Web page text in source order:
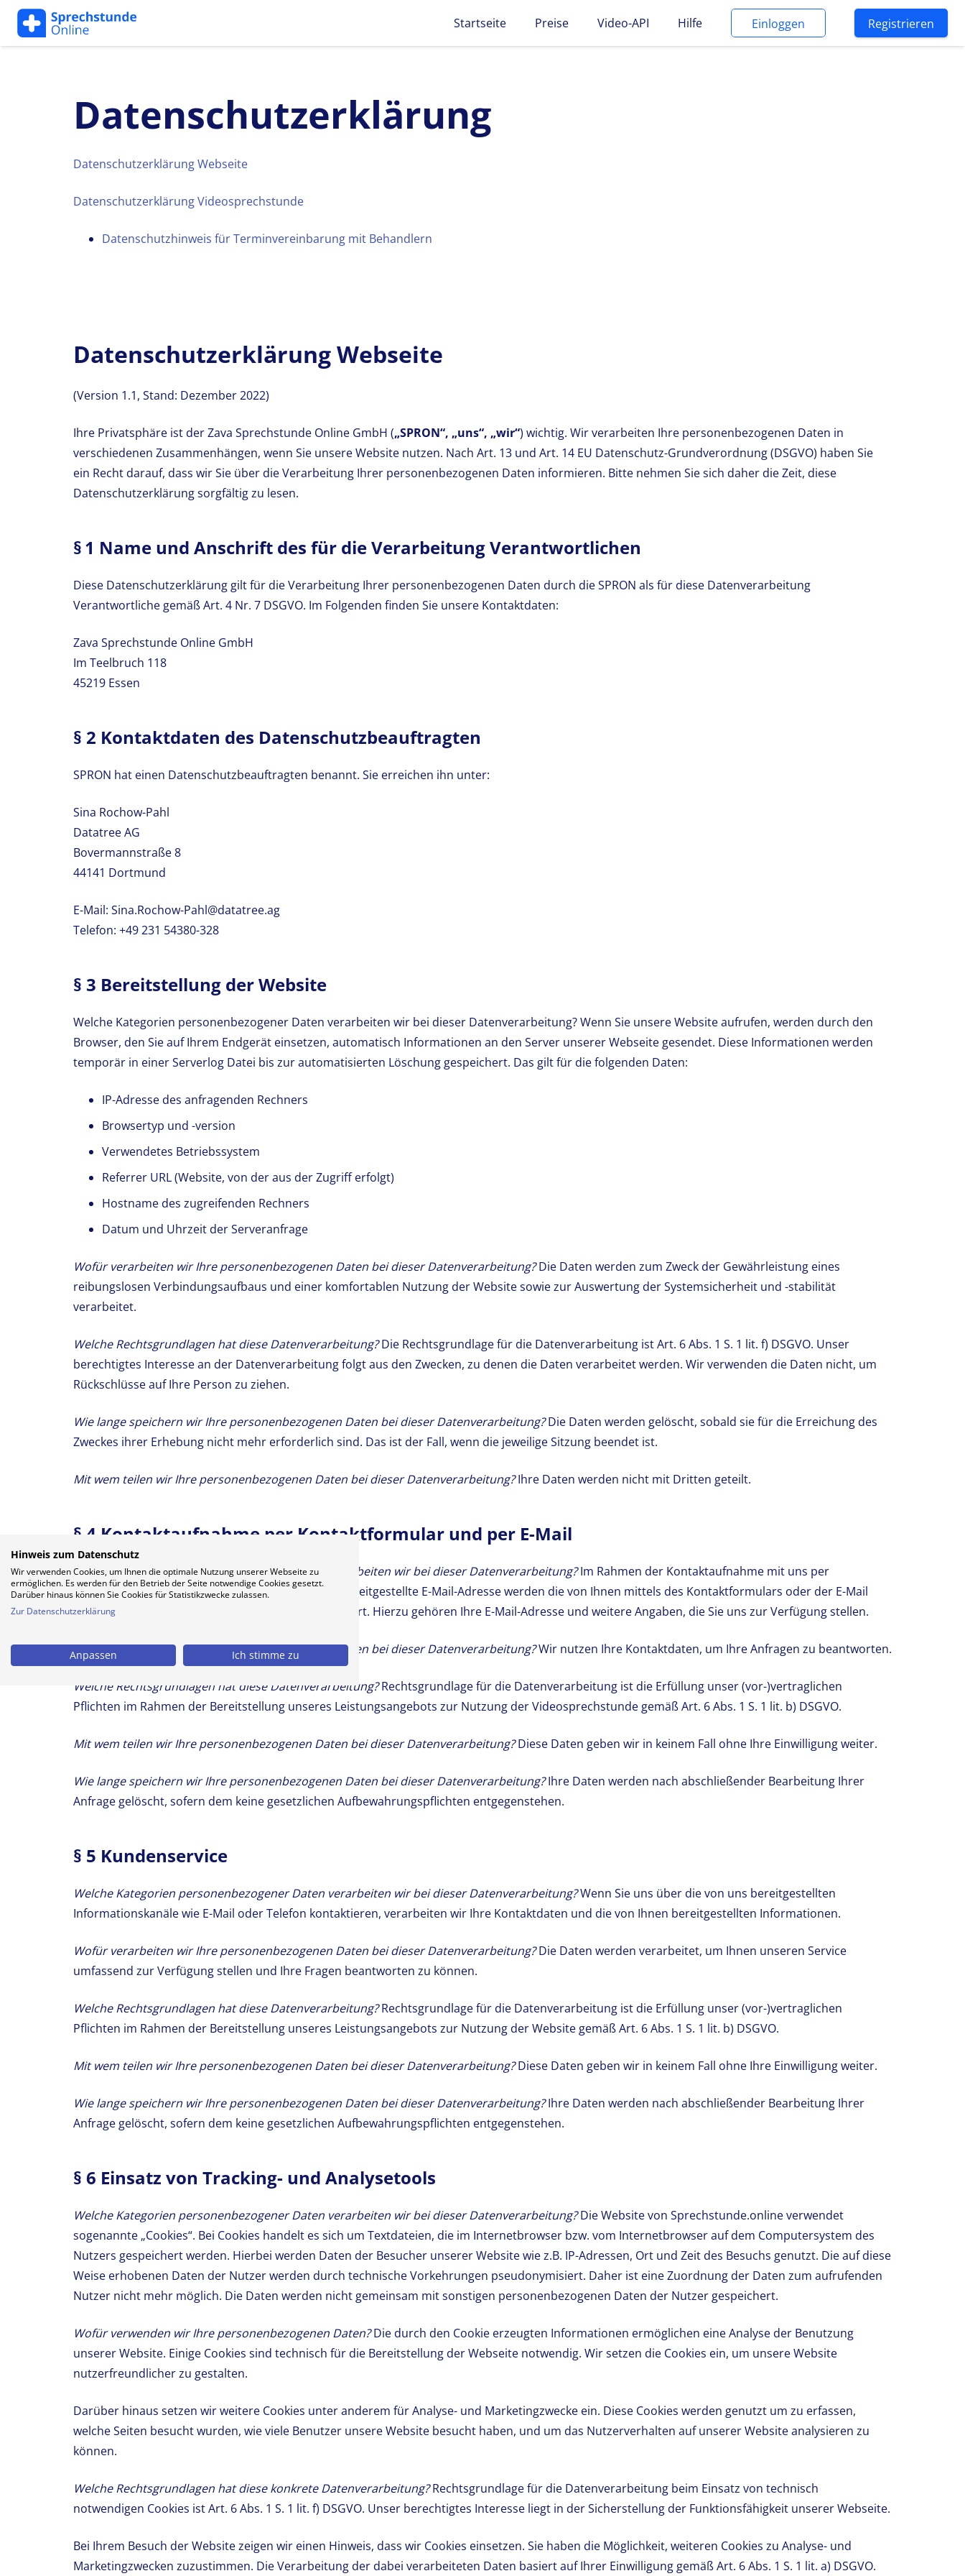
Startseite Preise Video-API Hilfe Einloggen Registrieren
Datenschutzerklärung
Datenschutzerklärung Webseite
Datenschutzerklärung Videosprechstunde
Datenschutzhinweis für Terminvereinbarung mit Behandlern
Datenschutzerklärung Webseite
(Version 1.1, Stand: Dezember 2022)
Ihre Privatsphäre ist der Zava Sprechstunde Online GmbH („SPRON“, „uns“, „wir“) wichtig. Wir verarbeiten Ihre personenbezogenen Daten in
verschiedenen Zusammenhängen, wenn Sie unsere Website nutzen. Nach Art. 13 und Art. 14 EU Datenschutz-Grundverordnung (DSGVO) haben Sie
ein Recht darauf, dass wir Sie über die Verarbeitung Ihrer personenbezogenen Daten informieren. Bitte nehmen Sie sich daher die Zeit, diese
Datenschutzerklärung sorgfältig zu lesen.
§ 1 Name und Anschrift des für die Verarbeitung Verantwortlichen
Diese Datenschutzerklärung gilt für die Verarbeitung Ihrer personenbezogenen Daten durch die SPRON als für diese Datenverarbeitung
Verantwortliche gemäß Art. 4 Nr. 7 DSGVO. Im Folgenden finden Sie unsere Kontaktdaten:
Zava Sprechstunde Online GmbH
Im Teelbruch 118
45219 Essen
§ 2 Kontaktdaten des Datenschutzbeauftragten
SPRON hat einen Datenschutzbeauftragten benannt. Sie erreichen ihn unter:
Sina Rochow-Pahl
Datatree AG
Bovermannstraße 8
44141 Dortmund
E-Mail: Sina.Rochow-Pahl@datatree.ag
Telefon: +49 231 54380-328
§ 3 Bereitstellung der Website
Welche Kategorien personenbezogener Daten verarbeiten wir bei dieser Datenverarbeitung? Wenn Sie unsere Website aufrufen, werden durch den
Browser, den Sie auf Ihrem Endgerät einsetzen, automatisch Informationen an den Server unserer Webseite gesendet. Diese Informationen werden
temporär in einer Serverlog Datei bis zur automatisierten Löschung gespeichert. Das gilt für die folgenden Daten:
IP-Adresse des anfragenden Rechners
Browsertyp und -version
Verwendetes Betriebssystem
Referrer URL (Website, von der aus der Zugriff erfolgt)
Hostname des zugreifenden Rechners
Datum und Uhrzeit der Serveranfrage
Wofür verarbeiten wir Ihre personenbezogenen Daten bei dieser Datenverarbeitung?Die Daten werden zum Zweck der Gewährleistung eines
reibungslosen Verbindungsaufbaus und einer komfortablen Nutzung der Website sowie zur Auswertung der Systemsicherheit und -stabilität
verarbeitet.
Welche Rechtsgrundlagen hat diese Datenverarbeitung?Die Rechtsgrundlage für die Datenverarbeitung ist Art. 6 Abs. 1 S. 1 lit. f) DSGVO. Unser
berechtigtes Interesse an der Datenverarbeitung folgt aus den Zwecken, zu denen die Daten verarbeitet werden. Wir verwenden die Daten nicht, um
Rückschlüsse auf Ihre Person zu ziehen.
Wie lange speichern wir Ihre personenbezogenen Daten bei dieser Datenverarbeitung?Die Daten werden gelöscht, sobald sie für die Erreichung des
Zweckes ihrer Erhebung nicht mehr erforderlich sind. Das ist der Fall, wenn die jeweilige Sitzung beendet ist.
Mit wem teilen wir Ihre personenbezogenen Daten bei dieser Datenverarbeitung?Ihre Daten werden nicht mit Dritten geteilt.
§ 4 Kontaktaufnahme per Kontaktformular und per E-Mail
Welche Kategorien personenbezogener Daten verarbeiten wir bei dieser Datenverarbeitung?Im Rahmen der Kontaktaufnahme mit uns per
Kontaktformular oder per E-Mail an eine von uns bereitgestellte E-Mail-Adresse werden die von Ihnen mittels des Kontaktformulars oder der E-Mail
übermittelten personenbezogenen Daten gespeichert. Hierzu gehören Ihre E-Mail-Adresse und weitere Angaben, die Sie uns zur Verfügung stellen.
Wofür verarbeiten wir Ihre personenbezogenen Daten bei dieser Datenverarbeitung?Wir nutzen Ihre Kontaktdaten, um Ihre Anfragen zu beantworten.
Welche Rechtsgrundlagen hat diese Datenverarbeitung?Rechtsgrundlage für die Datenverarbeitung ist die Erfüllung unser (vor-)vertraglichen
Pflichten im Rahmen der Bereitstellung unseres Leistungsangebots zur Nutzung der Videosprechstunde gemäß Art. 6 Abs. 1 S. 1 lit. b) DSGVO.
Mit wem teilen wir Ihre personenbezogenen Daten bei dieser Datenverarbeitung?Diese Daten geben wir in keinem Fall ohne Ihre Einwilligung weiter.
Wie lange speichern wir Ihre personenbezogenen Daten bei dieser Datenverarbeitung?Ihre Daten werden nach abschließender Bearbeitung Ihrer
Anfrage gelöscht, sofern dem keine gesetzlichen Aufbewahrungspflichten entgegenstehen.
§ 5 Kundenservice
Welche Kategorien personenbezogener Daten verarbeiten wir bei dieser Datenverarbeitung?Wenn Sie uns über die von uns bereitgestellten
Informationskanäle wie E-Mail oder Telefon kontaktieren, verarbeiten wir Ihre Kontaktdaten und die von Ihnen bereitgestellten Informationen.
Wofür verarbeiten wir Ihre personenbezogenen Daten bei dieser Datenverarbeitung?Die Daten werden verarbeitet, um Ihnen unseren Service
umfassend zur Verfügung stellen und Ihre Fragen beantworten zu können.
Welche Rechtsgrundlagen hat diese Datenverarbeitung?Rechtsgrundlage für die Datenverarbeitung ist die Erfüllung unser (vor-)vertraglichen
Pflichten im Rahmen der Bereitstellung unseres Leistungsangebots zur Nutzung der Website gemäß Art. 6 Abs. 1 S. 1 lit. b) DSGVO.
Mit wem teilen wir Ihre personenbezogenen Daten bei dieser Datenverarbeitung?Diese Daten geben wir in keinem Fall ohne Ihre Einwilligung weiter.
Wie lange speichern wir Ihre personenbezogenen Daten bei dieser Datenverarbeitung?Ihre Daten werden nach abschließender Bearbeitung Ihrer
Anfrage gelöscht, sofern dem keine gesetzlichen Aufbewahrungspflichten entgegenstehen.
§ 6 Einsatz von Tracking- und Analysetools
Welche Kategorien personenbezogener Daten verarbeiten wir bei dieser Datenverarbeitung?Die Website von Sprechstunde.online verwendet
sogenannte „Cookies“. Bei Cookies handelt es sich um Textdateien, die im Internetbrowser bzw. vom Internetbrowser auf dem Computersystem des
Nutzers gespeichert werden. Hierbei werden Daten der Besucher unserer Website wie z.B. IP-Adressen, Ort und Zeit des Besuchs genutzt. Die auf diese
Weise erhobenen Daten der Nutzer werden durch technische Vorkehrungen pseudonymisiert. Daher ist eine Zuordnung der Daten zum aufrufenden
Nutzer nicht mehr möglich. Die Daten werden nicht gemeinsam mit sonstigen personenbezogenen Daten der Nutzer gespeichert.
Wofür verwenden wir Ihre personenbezogenen Daten?Die durch den Cookie erzeugten Informationen ermöglichen eine Analyse der Benutzung
unserer Website. Einige Cookies sind technisch für die Bereitstellung der Webseite notwendig. Wir setzen die Cookies ein, um unsere Website
nutzerfreundlicher zu gestalten.
Darüber hinaus setzen wir weitere Cookies unter anderem für Analyse- und Marketingzwecke ein. Diese Cookies werden genutzt um zu erfassen,
welche Seiten besucht wurden, wie viele Benutzer unsere Website besucht haben, und um das Nutzerverhalten auf unserer Website analysieren zu
können.
Welche Rechtsgrundlagen hat diese konkrete Datenverarbeitung?Rechtsgrundlage für die Datenverarbeitung beim Einsatz von technisch
notwendigen Cookies ist Art. 6 Abs. 1 S. 1 lit. f) DSGVO. Unser berechtigtes Interesse liegt in der Sicherstellung der Funktionsfähigkeit unserer Webseite.
Bei Ihrem Besuch der Website zeigen wir einen Hinweis, dass wir Cookies einsetzen. Sie haben die Möglichkeit, weiteren Cookies zu Analyse- und
Marketingzwecken zuzustimmen. Die Verarbeitung der dabei verarbeiteten Daten basiert auf Ihrer Einwilligung gemäß Art. 6 Abs. 1 S. 1 lit. a) DSGVO.
Hinweis zum Datenschutz
Wir verwenden Cookies, um Ihnen die optimale Nutzung unserer Webseite zu
ermöglichen. Es werden für den Betrieb der Seite notwendige Cookies gesetzt.
Darüber hinaus können Sie Cookies für Statistikzwecke zulassen.
Zur Datenschutzerklärung
Anpassen Ich stimme zu